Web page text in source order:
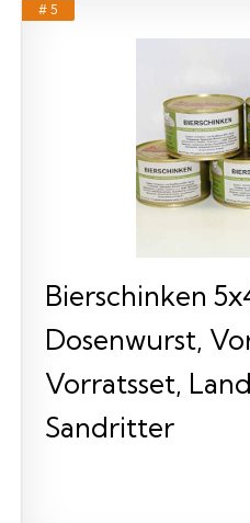
# 5
Bierschinken
Dosenwurst,
Vorratsset,
Sandritter